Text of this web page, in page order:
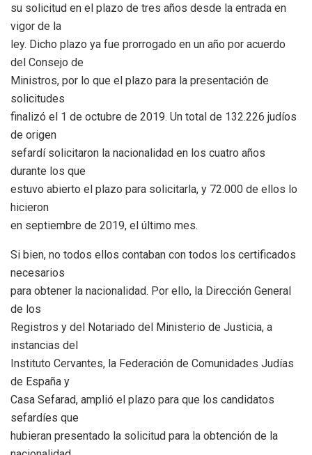
su solicitud en el plazo de tres años desde la entrada en
vigor de la
ley. Dicho plazo ya fue prorrogado en un año por acuerdo
del Consejo de
Ministros, por lo que el plazo para la presentación de
solicitudes
finalizó el 1 de octubre de 2019. Un total de 132.226 judíos
de origen
sefardí solicitaron la nacionalidad en los cuatro años
durante los que
estuvo abierto el plazo para solicitarla, y 72.000 de ellos lo
hicieron
en septiembre de 2019, el último mes.
Si bien, no todos ellos contaban con todos los certificados
necesarios
para obtener la nacionalidad. Por ello, la Dirección General
de los
Registros y del Notariado del Ministerio de Justicia, a
instancias del
Instituto Cervantes, la Federación de Comunidades Judías
de España y
Casa Sefarad, amplió el plazo para que los candidatos
sefardíes que
hubieran presentado la solicitud para la obtención de la